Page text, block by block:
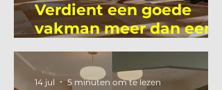
Verdient een goede
vakman meer dan een
gemiddelde
academicus?
14 jul 5 minuten om te lezen